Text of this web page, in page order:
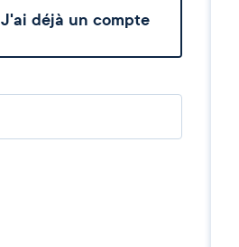
J'ai déjà un compte